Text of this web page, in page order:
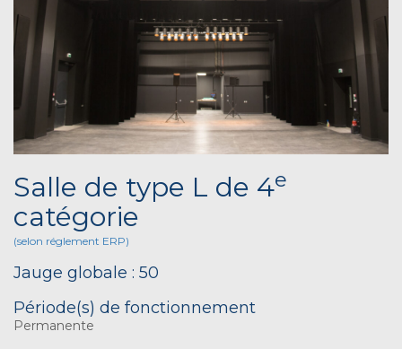
Salle de type L de 4e
catégorie
(selon réglement ERP)
Jauge globale : 50
Période(s) de fonctionnement
Permanente